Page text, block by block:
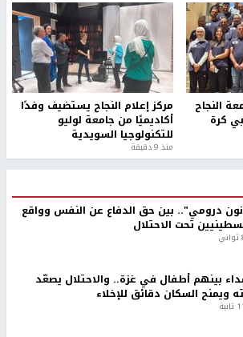
جامعة النجاح
كرة
مركز إعلام النجاح يستضيف وفدًا
أكاديميًا من جامعة لوليو
للتكنولوجيا السويدية
منذ 9 دقيقة
درومي".. بين حق الدفاع عن النفس وواقع
تحت الاحتلال
بينهم أطفال في غزة.. والاحتلال يصعّد
ويمنح السكان دقائق للإخلاء